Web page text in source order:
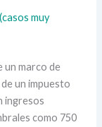
muy
un marco de
un impuesto
ingresos
como 750